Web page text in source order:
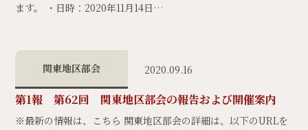
ます。 ・日時：2020年11月14日…
関東地区部会 2020.09.16
第1報 第62回 関東地区部会の報告および開催案内
※最新の情報は、こちら 関東地区部会の詳細は、以下のURLを